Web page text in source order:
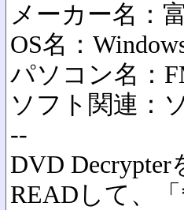
メーカー名：
OS名：
パソコン名：
ソフト関連：
--
DVD
READして、